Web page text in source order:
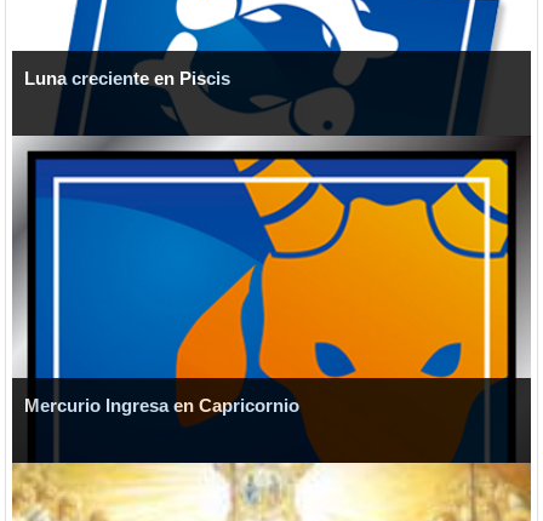
Luna creciente en Piscis
Mercurio Ingresa en Capricornio